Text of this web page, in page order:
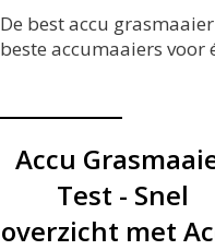
De best accu
beste accumaaiers voor
Accu
Test - Snel
overzicht met